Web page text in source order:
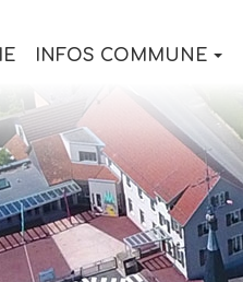
INFOS COMMUNE